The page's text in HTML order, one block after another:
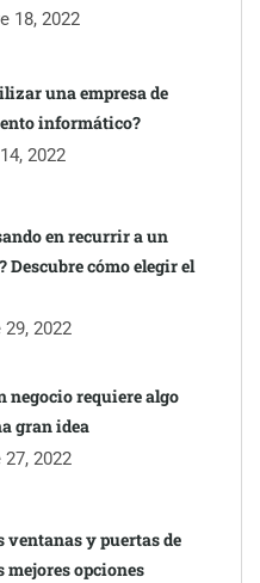
18, 2022
una empresa de
informático?
2022
en recurrir a un
Descubre cómo elegir el
2022
negocio requiere algo
gran idea
2022
ventanas y puertas de
mejores opciones